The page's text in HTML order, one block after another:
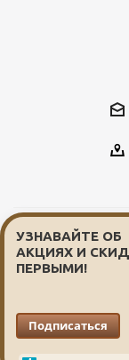
2026 © Служба
УЗНАВАЙТЕ ОБ
АКЦИЯХ И
ПЕРВЫМИ!
Подписаться